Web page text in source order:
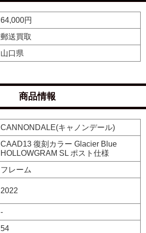
64,000円
郵送買取
山口県
商品情報
CANNONDALE(キャノンデール)
CAAD13 復刻カラー Glacier Blue
HOLLOWGRAM SL ポスト仕様
フレーム
2022
-
54